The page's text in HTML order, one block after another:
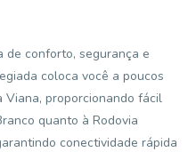
de conforto, segurança e
coloca você a poucos
proporcionando fácil
quanto à Rodovia
conectividade rápida